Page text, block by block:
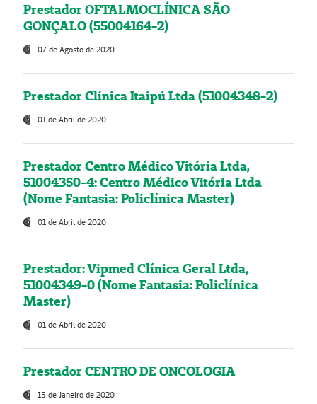
Prestador OFTALMOCLÍNICA SÃO
GONÇALO (55004164-2)
07 de Agosto de 2020
Prestador Clínica Itaipú Ltda (51004348-2)
01 de Abril de 2020
Prestador Centro Médico Vitória Ltda,
51004350-4: Centro Médico Vitória Ltda
(Nome Fantasia: Policlínica Master)
01 de Abril de 2020
Prestador: Vipmed Clínica Geral Ltda,
51004349-0 (Nome Fantasia: Policlínica
Master)
01 de Abril de 2020
Prestador CENTRO DE ONCOLOGIA
15 de Janeiro de 2020